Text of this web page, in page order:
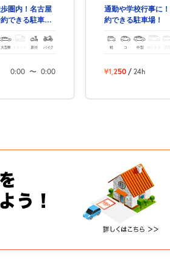
圏内！名古屋
できる駐車
大型車 トラック 原付 バイク
0:00 〜 0:00
通勤や学校行事に
約できる駐車場！
軽 コ 中型 ボックス
¥1,250 / 24h